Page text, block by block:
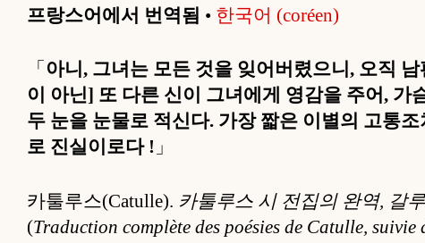
프랑스어에서 번역됨 • 한국어 (coréen)
「 아니, 그녀는 모든 것을 잊어버렸으니, 오직
이 아닌] 또 다른 신이 그녀에게 영감을 주어, 가
두 눈을 눈물로 적신다. 가장 짧은 이별의 고통
로 진실이로다 ! 」
카툴루스(Catulle). 카툴루스 시 전집의 완역, 갈
(Traduction complète des poésies de Catulle, suivie